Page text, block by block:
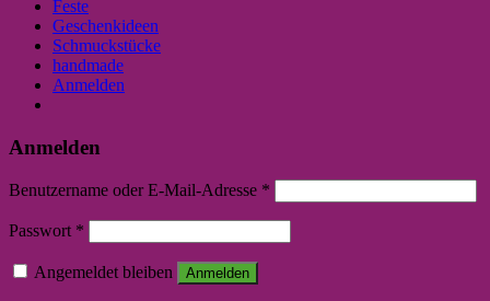
Feste
Geschenkideen
Schmuckstücke
handmade
Anmelden
Anmelden
Benutzername oder E-Mail-Adresse *
Passwort *
Angemeldet bleiben Anmelden